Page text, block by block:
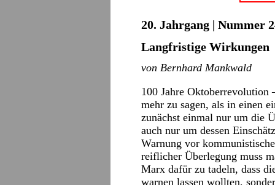
20. Jahrgang | Nummer
Langfristige Wirkungen
von Bernhard Mankwald
100 Jahre Oktoberrevolution
mehr zu sagen, als in einen
zunächst einmal nur um die
auch nur um dessen
Warnung vor
reiflicher Überlegung muss
Marx dafür zu tadeln, dass
warnen lassen wollten,